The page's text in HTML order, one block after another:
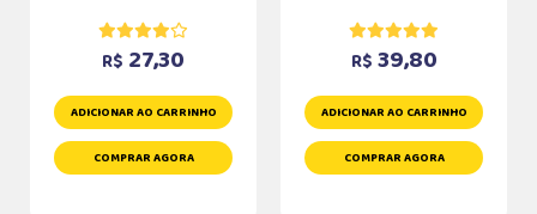
R$ 27,30
ADICIONAR AO CARRINHO
COMPRAR AGORA
R$ 39,80
ADICIONAR AO CARRINHO
COMPRAR AGORA